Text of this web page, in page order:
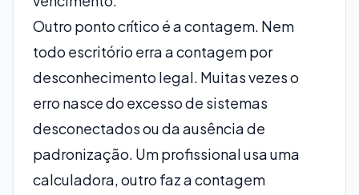
Outro ponto crítico éa contagem. Nem
todo escritório erra a contagem por
desconhecimento legal. Muitas vezes o
erro nasce do excesso de sistemas
desconectados ou da ausência de
padronização. Um profissional usa uma
calculadora, outro faz a contagem